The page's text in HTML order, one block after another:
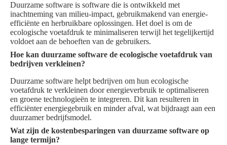
Duurzame software is software die is ontwikkeld met
inachtneming van milieu-impact, gebruikmakend van energie-
efficiënte en herbruikbare oplossingen. Het doel is om de
ecologische voetafdruk te minimaliseren terwijl het tegelijkertijd
voldoet aan de behoeften van de gebruikers.
Hoe kan duurzame software de ecologische voetafdruk van
bedrijven verkleinen?
Duurzame software helpt bedrijven om hun ecologische
voetafdruk te verkleinen door energieverbruik te optimaliseren
en groene technologieën te integreren. Dit kan resulteren in
efficiënter energiegebruik en minder afval, wat bijdraagt aan een
duurzamer bedrijfsmodel.
Wat zijn de kostenbesparingen van duurzame software op
lange termijn?